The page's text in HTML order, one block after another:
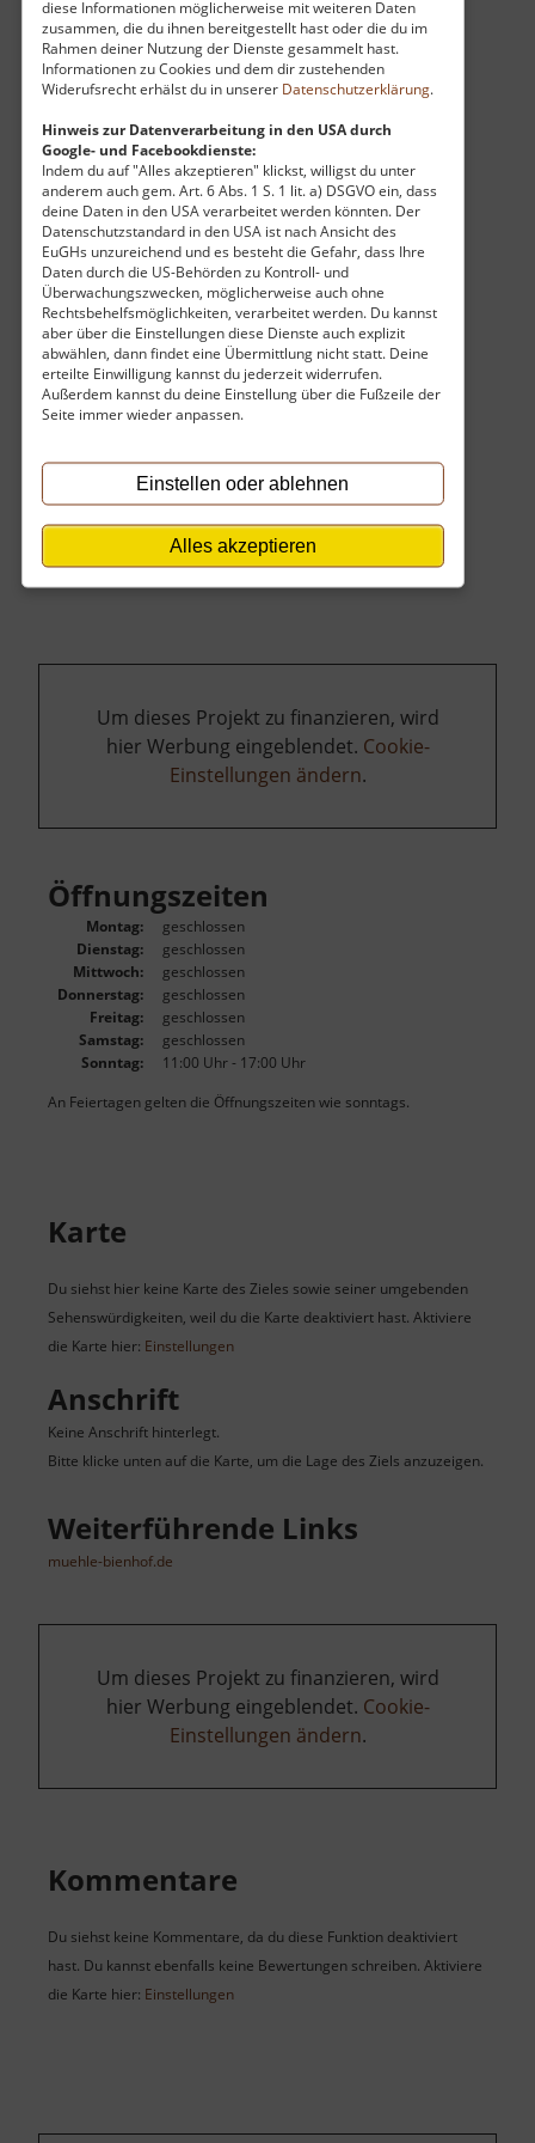
diese Informationen möglicherweise mit weiteren Daten
zusammen, die du ihnen bereitgestellt hast oder die du im
Rahmen deiner Nutzung der Dienste gesammelt hast.
Informationen zu Cookies und dem dir zustehenden
Widerufsrecht erhälst du in unserer Datenschutzerklärung.
Hinweis zur Datenverarbeitung in den USA durch
Google- und Facebookdienste:
Indem du auf "Alles akzeptieren" klickst, willigst du unter
anderem auch gem. Art. 6 Abs. 1 S. 1 lit. a) DSGVO ein, dass
deine Daten in den USA verarbeitet werden könnten. Der
Datenschutzstandard in den USA ist nach Ansicht des
EuGHs unzureichend und es besteht die Gefahr, dass Ihre
Daten durch die US-Behörden zu Kontroll- und
Überwachungszwecken, möglicherweise auch ohne
Rechtsbehelfsmöglichkeiten, verarbeitet werden. Du kannst
aber über die Einstellungen diese Dienste auch explizit
abwählen, dann findet eine Übermittlung nicht statt. Deine
erteilte Einwilligung kannst du jederzeit widerrufen.
Außerdem kannst du deine Einstellung über die Fußzeile der
Seite immer wieder anpassen.
Einstellen oder ablehnen
Alles akzeptieren
ideale Ausgangspunkt für Touren durch die
sanfte Natur, etwa zur Oelsener Höhe oder
hinauf zum tschechischen Sattelberg, dem
Špičák. Die Wege führen durch eine
abwechslungsreiche Landschaft aus Wiesen,
Wäldern und naturbelassenen Tälern. Wer die
Kombination aus technischer Geschichte,
regionaler Gastlichkeit und der Stille des
Osterzgebirges schätzt, findet in der Mühle
Bienhof ein besonders reizvolles Ziel abseits der
ausgetretenen Pfade. Da die Räumlichkeiten
überschaubar und begehrt sind, wird für den
Besuch, insbesondere an den Wochenenden,
eine vorherige Reservierung empfohlen.
Um dieses Projekt zu finanzieren, wird
hier Werbung eingeblendet. Cookie-
Einstellungen ändern.
Öffnungszeiten
Montag:
geschlossen
Dienstag:
geschlossen
Mittwoch:
geschlossen
Donnerstag:
geschlossen
Freitag:
geschlossen
Samstag:
geschlossen
Sonntag:
11:00 Uhr - 17:00 Uhr
An Feiertagen gelten die Öffnungszeiten wie sonntags.
Karte
Du siehst hier keine Karte des Zieles sowie seiner umgebenden
Sehenswürdigkeiten, weil du die Karte deaktiviert hast. Aktiviere
die Karte hier: Einstellungen
Anschrift
Keine Anschrift hinterlegt.
Bitte klicke unten auf die Karte, um die Lage des Ziels anzuzeigen.
Weiterführende Links
muehle-bienhof.de
Um dieses Projekt zu finanzieren, wird
hier Werbung eingeblendet. Cookie-
Einstellungen ändern.
Kommentare
Du siehst keine Kommentare, da du diese Funktion deaktiviert
hast. Du kannst ebenfalls keine Bewertungen schreiben. Aktiviere
die Karte hier: Einstellungen